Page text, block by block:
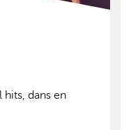
dans en